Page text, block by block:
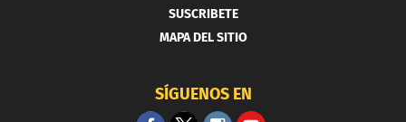
SUSCRIBETE
MAPA DEL SITIO
SÍGUENOS EN